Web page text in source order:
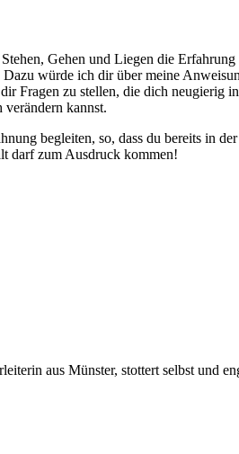
Gehen und Liegen die
würde ich dir über meine
Fragen zu stellen, die dich neugierig
verändern kannst.
begleiten, so, dass du bereits in
darf zum Ausdruck kommen!
aus Münster, stottert selbst und